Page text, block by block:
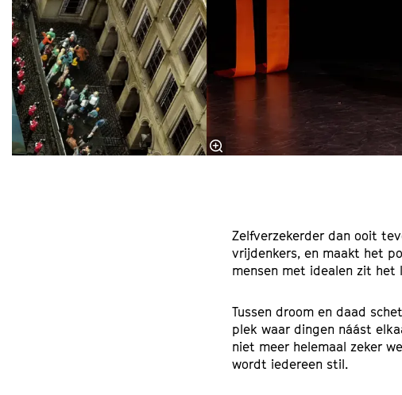
Zelfverzekerder dan ooit
vrijdenkers, en maakt het
mensen met idealen zit het
Tussen droom en daad
plek waar dingen náást
niet meer helemaal zeker
wordt iedereen stil.